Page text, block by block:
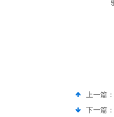
上一篇：
下一篇：